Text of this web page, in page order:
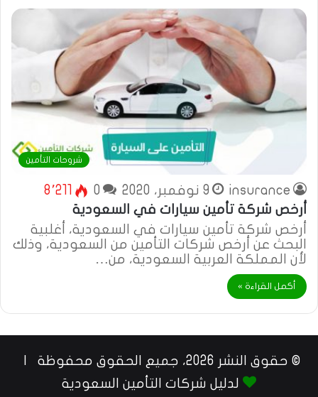
شروحات التأمين
insurance 9 نوفمبر، 2020 0
8٬211
أرخص شركة تأمين سيارات في السعودية
أرخص شركة تأمين سيارات في السعودية، أغلبية
البحث عن أرخص شركات التأمين من السعودية، وذلك
لأن المملكة العربية السعودية، من…
أكمل القراءة »
© حقوق النشر 2026، جميع الحقوق محفوظة |
لدليل شركات التأمين السعودية